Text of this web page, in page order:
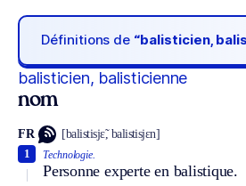
Définitions de “balisticien,
balisticien, balisticienne
nom
FR [balistisjɛ̃, balistisjɛn]
Technologie.
Personne experte en balistique.
1